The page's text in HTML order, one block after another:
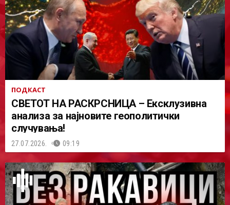
ПОДКАСТ
СВЕТОТ НА РАСКРСНИЦА – Ексклузивна
анализа за најновите геополитички
случувања!
27.07.2026. 09:19